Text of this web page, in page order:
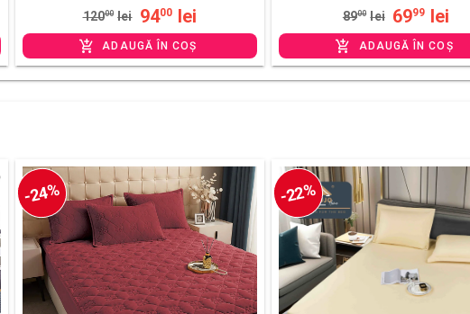
12000 lei 9400 lei
ADAUGĂ ÎN COȘ
8900 lei 6999 lei
ADAUGĂ ÎN COȘ
-24% -22%